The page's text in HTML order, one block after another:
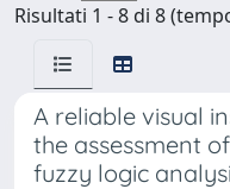
Risultati 1 - 8 di 8
A reliable visual
the assessment
fuzzy logic